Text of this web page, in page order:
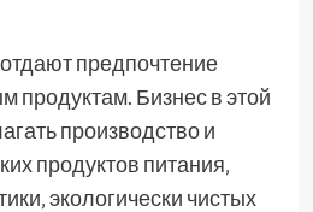
предпочтение
продуктам. Бизнес в этой
производство и
продуктов питания‚
экологически чистых